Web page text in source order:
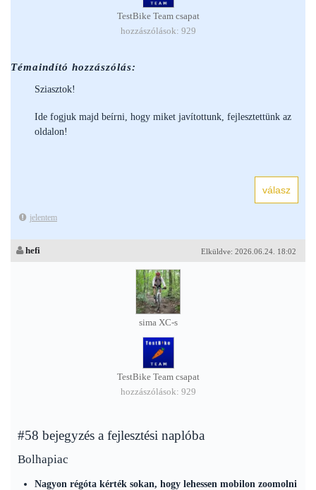
TestBike Team csapat
hozzászólások: 929
Témaindító hozzászólás:
Sziasztok!
Ide fogjuk majd beírni, hogy miket javítottunk, fejlesztettünk az
oldalon!
jelentem
Elküldve: 2026.06.24. 18:02
hefi
sima XC-s
TestBike Team csapat
hozzászólások: 929
#58 bejegyzés a fejlesztési naplóba
Bolhapiac
Nagyon régóta kérték sokan, hogy lehessen mobilon zoomolni